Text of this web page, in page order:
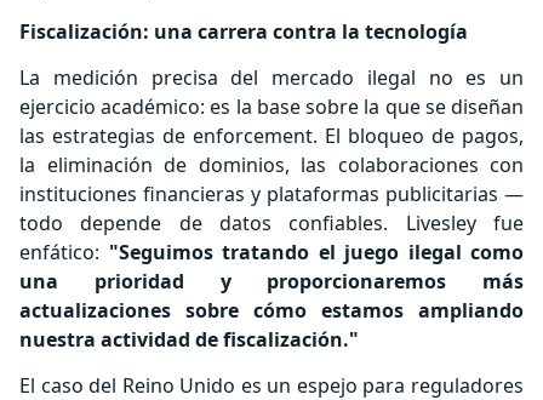
Fiscalización: una carrera contra la tecnología
La medición precisa del mercado ilegal no es un
ejercicio académico: es la base sobre la que se diseñan
las estrategias de enforcement. El bloqueo de pagos,
la eliminación de dominios, las colaboraciones con
instituciones financieras y plataformas publicitarias —
todo depende de datos confiables. Livesley fue
enfático: "Seguimos tratando el juego ilegal como
una prioridad y proporcionaremos más
actualizaciones sobre cómo estamos ampliando
nuestra actividad de fiscalización."
El caso del Reino Unido es un espejo para reguladores